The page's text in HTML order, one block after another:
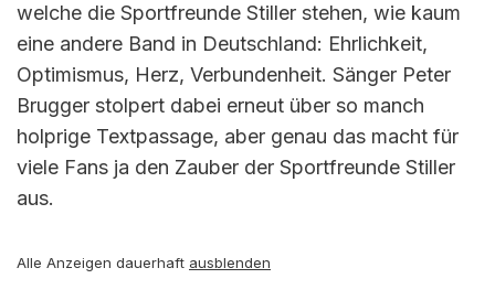
welche die Sportfreunde Stiller stehen, wie kaum
eine andere Band in Deutschland: Ehrlichkeit,
Optimismus, Herz, Verbundenheit. Sänger Peter
Brugger stolpert dabei erneut über so manch
holprige Textpassage, aber genau das macht für
viele Fans ja den Zauber der Sportfreunde Stiller
aus.
Alle Anzeigen dauerhaft ausblenden